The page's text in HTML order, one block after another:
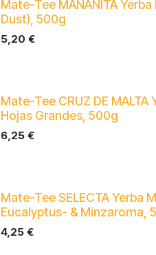
Mate-Tee MAÑANITA
Dust), 500g
5,20 €
Mate-Tee CRUZ DE MALTA
Hojas Grandes, 500g
6,25 €
Mate-Tee SELECTA Yerba
Eucalyptus- & Minzaroma,
4,25 €